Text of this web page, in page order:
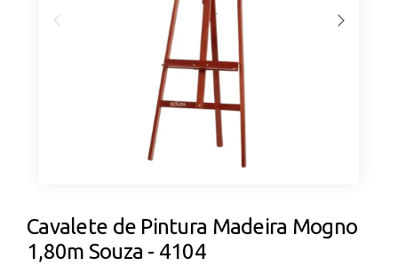
Cavalete de Pintura Madeira Mogno
1,80m Souza - 4104